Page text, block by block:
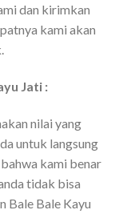
dan kirimkan
kami akan
Jati :
nilai yang
untuk langsung
kami benar
tidak bisa
Bale Bale Kayu